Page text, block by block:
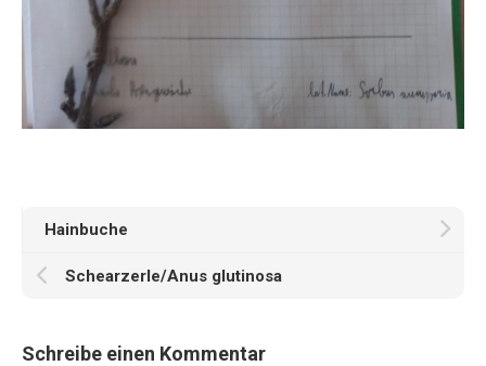
Hainbuche
Schearzerle/Anus glutinosa
Schreibe einen Kommentar